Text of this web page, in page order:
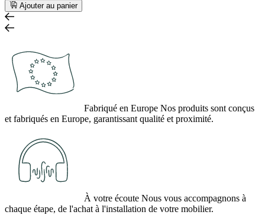
Ajouter au panier
Fabriqué en Europe Nos produits sont conçus
et fabriqués en Europe, garantissant qualité et proximité.
À votre écoute Nous vous accompagnons à
chaque étape, de l'achat à l'installation de votre mobilier.